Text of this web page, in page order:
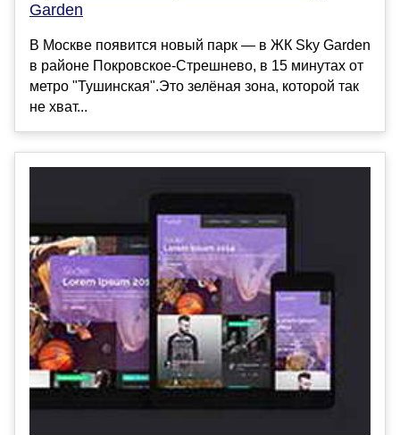
Garden
В Москве появится новый парк — в ЖК Sky Garden
в районе Покровское-Стрешнево, в 15 минутах от
метро "Тушинская".Это зелёная зона, которой так
не хват...